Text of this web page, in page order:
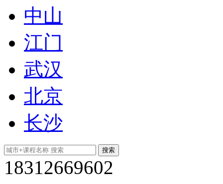
中山
江门
武汉
北京
长沙
18312669602